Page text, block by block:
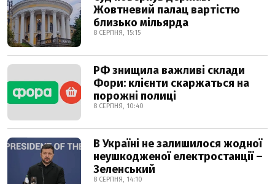
Жовтневий палац вартістю
близько мільярда
8 СЕРПНЯ, 15:15
РФ знищила важливі склади
Фори: клієнти скаржаться на
порожні полиці
8 СЕРПНЯ, 10:40
В Україні не залишилося жодної
неушкодженої електростанції –
Зеленський
8 СЕРПНЯ, 14:10